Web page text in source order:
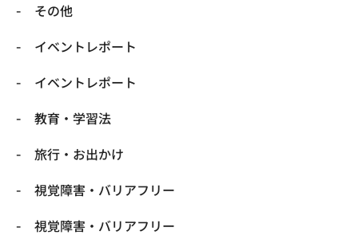
​その他
​イベントレポート
​イベントレポート
​教育・学習法
​旅行・お出かけ
​視覚障害・バリアフリー
​視覚障害・バリアフリー